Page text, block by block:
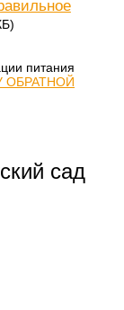
питания
ОБРАТНОЙ
сад